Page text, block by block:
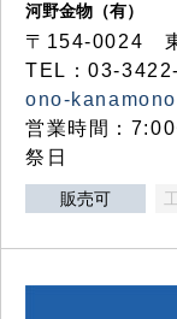
河野金物（有）
〒154-0024
TEL：03-
ono-
営業時間：
祭日
販売可